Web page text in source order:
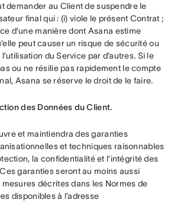
demander au Client de suspendre le
final qui : (i) viole le présent Contrat ;
d’une manière dont Asana estime
peut causer un risque de sécurité ou
du Service par d’autres. Si le
ou ne résilie pas rapidement le compte
Asana se réserve le droit de le faire.
des Données du Client.
et maintiendra des garanties
et techniques raisonnables
la confidentialité et l’intégrité des
garanties seront au moins aussi
décrites dans les Normes de